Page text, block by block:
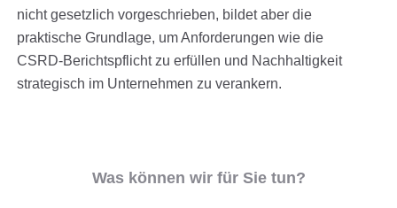
nicht gesetzlich vorgeschrieben, bildet aber die
praktische Grundlage, um Anforderungen wie die
CSRD-Berichtspflicht zu erfüllen und Nachhaltigkeit
strategisch im Unternehmen zu verankern.
Was können wir für Sie tun?